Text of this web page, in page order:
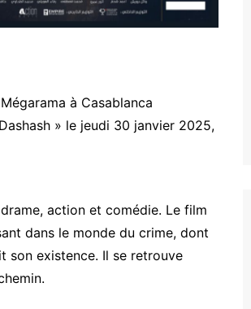
à Casablanca
» le jeudi 30 janvier 2025,
action et comédie. Le film
dans le monde du crime, dont
son existence. Il se retrouve